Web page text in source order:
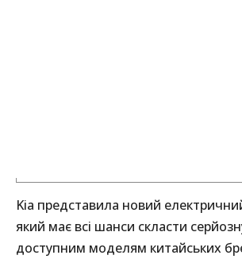
Kia представила новий
який має всі шанси скласти
доступним моделям китайських